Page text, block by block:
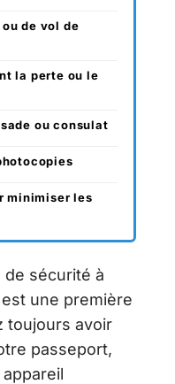
de vol de
la perte ou le
ou consulat
minimiser les
sécurité à
une première
toujours avoir
passeport,